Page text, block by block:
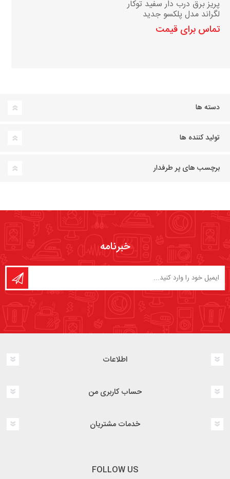
پریز برق درب دار سفید توکار
لگراند مدل پلکسو جدید
IP55
تماس برای قیمت
دسته ها
تولید کننده ها
برچسب های پر طرفدار
خبرنامه
اطلاعات
حساب کاربری من
خدمات مشتریان
FOLLOW US